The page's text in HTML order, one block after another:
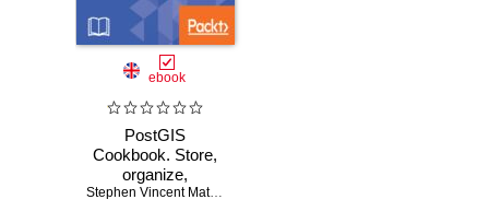
ebook
PostGIS
Cookbook. Store,
organize,
manipulate, andStephen Vincent Mather